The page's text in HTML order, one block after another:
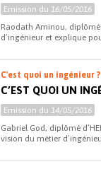
Emission du 16/05/2016
Raodath Aminou,
d’ingénieur et explique
C'est quoi un ingénieur ?
C’EST QUOI UN
Emission du 14/05/2016
Gabriel God, diplômé
vision du métier